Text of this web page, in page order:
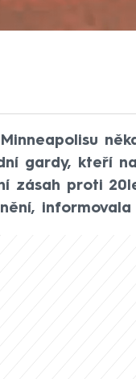
gardy, kteří
zásah proti
informovala